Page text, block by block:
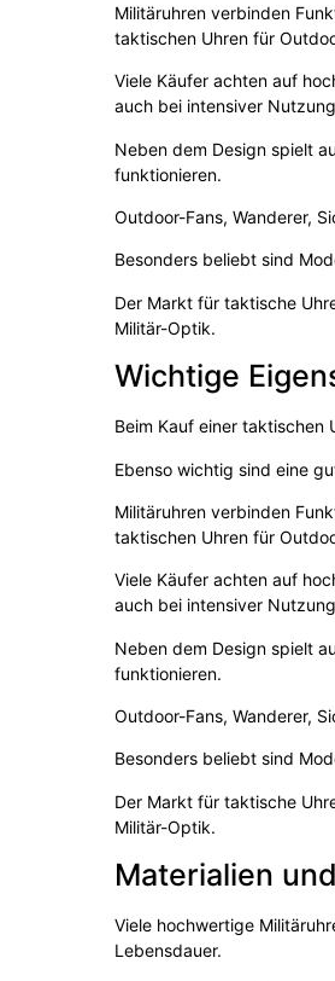
Militäruhren verbinden
taktischen Uhren für
Viele Käufer achten auf
auch bei intensiver
Neben dem Design spielt
funktionieren.
Outdoor-Fans, Wanderer,
Besonders beliebt sind
Der Markt für taktische
Militär-Optik.
Wichtige
Beim Kauf einer taktischen
Ebenso wichtig sind eine
Militäruhren verbinden
taktischen Uhren für
Viele Käufer achten auf
auch bei intensiver
Neben dem Design spielt
funktionieren.
Outdoor-Fans, Wanderer,
Besonders beliebt sind
Der Markt für taktische
Militär-Optik.
Materialien
Viele hochwertige
Lebensdauer.